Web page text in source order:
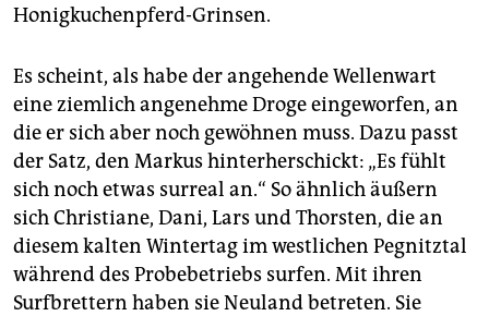
genossenschaft
epaper login
Honigkuchenpferd-­Grinsen.
Es scheint, als habe der angehende Wellenwart
eine ziemlich angenehme Droge eingeworfen, an
die er sich aber noch gewöhnen muss. Dazu passt
der Satz, den Markus hinterherschickt: „Es fühlt
sich noch etwas surreal an.“ So ähnlich äußern
sich Christiane, Dani, Lars und Thorsten, die an
diesem kalten Wintertag im westlichen ­Pegnitztal
während des Probebetriebs surfen. Mit ihren
Surfbrettern haben sie Neuland betreten. Sie